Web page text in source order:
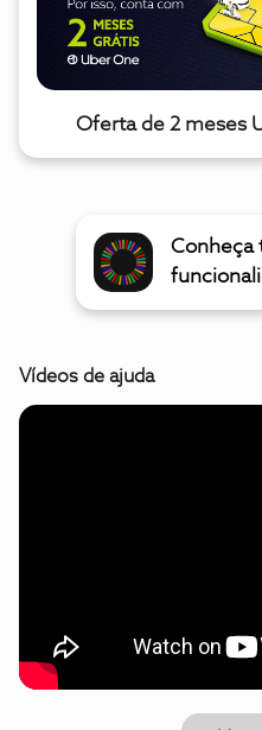
Oferta de 2 meses
Conheça
Vídeos de ajuda